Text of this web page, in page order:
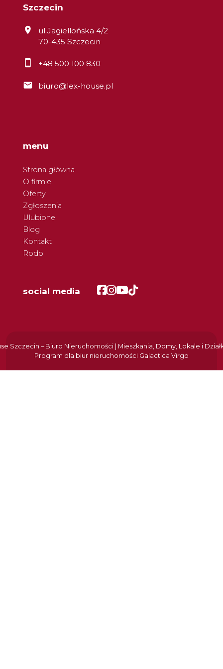
Szczecin
ul.Jagiellońska 4/2
70-435 Szczecin
+48 500 100 830
biuro@lex-house.pl
menu
Strona główna
O firmie
Oferty
Zgłoszenia
Ulubione
Blog
Kontakt
Rodo
social media Facebook
Facebook
Facebook
Facebook
Szczecin – Biuro Nieruchomości | Mieszkania, Domy, Lokale i
Program dla biur nieruchomości Galactica Virgo